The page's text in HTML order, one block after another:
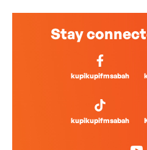
Stay
kupikupifmsabah
kupikupifmsabah